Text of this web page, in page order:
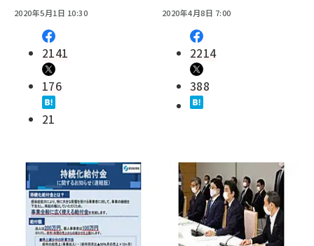
2020年5月1日 10:30
2141
176
21
2020年4月8日 7:00
2214
388